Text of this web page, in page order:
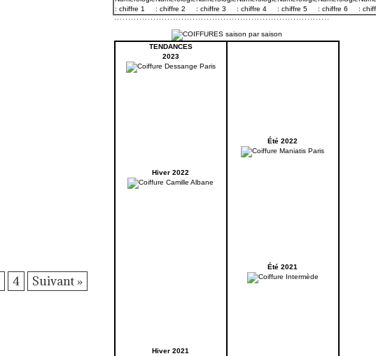
4 Suivant »
TENDANCES
2023
Hiver 2022
Hiver 2021
Été 2022
Été 2021